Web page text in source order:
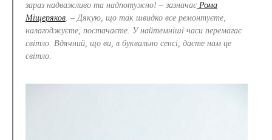
зараз надважливо та надпотужно! – зазначає Рома
Міщеряков. – Дякую, що так швидко все ремонтуєте,
налагоджуєте, постачаєте. У найтемніші часи перемагає
світло. Вдячний, що ви, в буквально сенсі, даєте нам це
світло.